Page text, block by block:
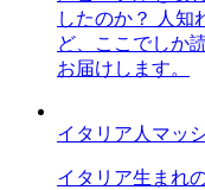
したのか？ 人知
ど、ここでしか
お届けします。
イタリア人マッ
イタリア生まれ